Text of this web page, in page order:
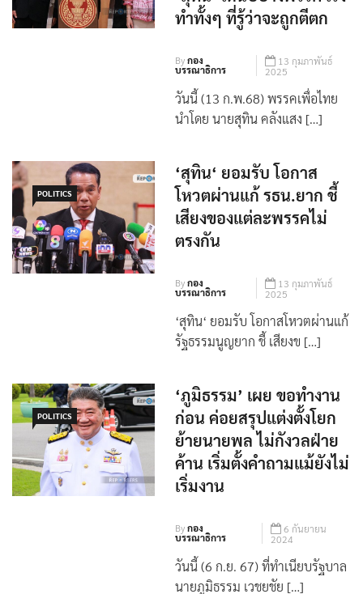
ทำทั้งๆ ที่รู้ว่าจะถูกตีตก
Byกอง
บรรณาธิการ
13 กุมภาพันธ์
2025
วันนี้ (13 ก.พ.68) พรรคเพื่อไทย
นำโดย นายสุทิน คลังแสง […]
POLITICS
‘สุทิน‘ ยอมรับ โอกาส
โหวตผ่านแก้ รธน.ยาก ชี้
เสียงของแต่ละพรรคไม่
ตรงกัน
Byกอง
บรรณาธิการ
13 กุมภาพันธ์
2025
‘สุทิน‘ ยอมรับ โอกาสโหวตผ่านแก้
รัฐธรรมนูญยาก ชี้ เสียงข […]
POLITICS
‘ภูมิธรรม’ เผย ขอทำงาน
ก่อน ค่อยสรุปแต่งตั้งโยก
ย้ายนายพล ไม่กังวลฝ่าย
ค้าน เริ่มตั้งคำถามแม้ยังไม่
เริ่มงาน
Byกอง
บรรณาธิการ
6 กันยายน
2024
วันนี้ (6 ก.ย. 67) ที่ทำเนียบรัฐบาล
นายภูมิธรรม เวชยชัย […]